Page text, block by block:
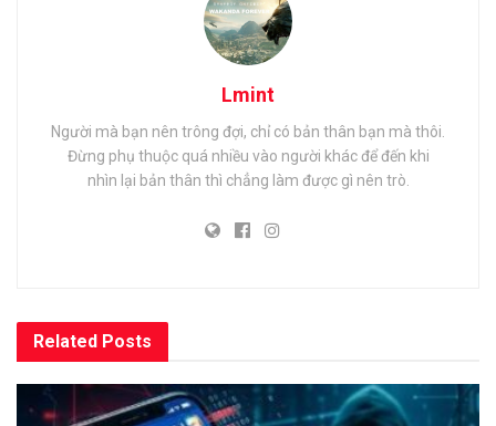
Lmint
Người mà bạn nên trông đợi, chỉ có bản thân bạn mà thôi.
Đừng phụ thuộc quá nhiều vào người khác để đến khi
nhìn lại bản thân thì chẳng làm được gì nên trò.
Related Posts